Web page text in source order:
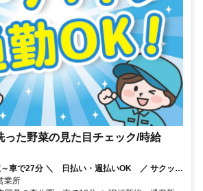
った野菜の見た目チェック/時給
車で27分 ＼ 日払い・週払いOK ／ サクッと
与の一部を振込可能！ ※平日のみの対応
業所